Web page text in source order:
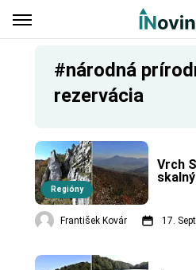
#národná
rezervácia
Regióny
Vrch
František Kovár 17.